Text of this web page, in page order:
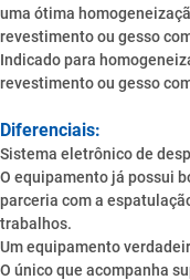
uma ótima
revestimento ou gesso
Indicado para
revestimento ou gesso
Diferenciais:
Sistema eletrônico de
O equipamento já possui
parceria com a
trabalhos.
Um equipamento
O único que acompanha